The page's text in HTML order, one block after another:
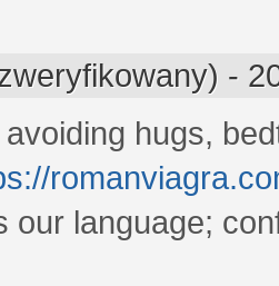
-
hugs,
our language;